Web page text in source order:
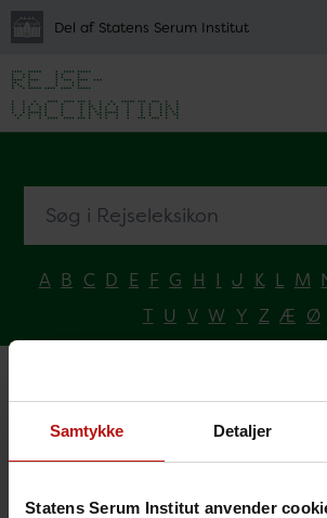
Samtykke Detaljer
Statens Serum Institut anvender
Del af Statens Serum Institut
A B C D E F G H I J K L M
T U V W Y Z Æ Ø
Aruba